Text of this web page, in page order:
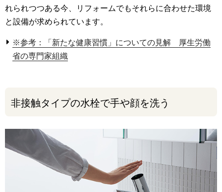
れられつつある今、リフォームでもそれらに合わせた環境
と設備が求められています。
※参考：「新たな健康習慣」についての見解 厚生労働
省の専門家組織
非接触タイプの水栓で手や顔を洗う